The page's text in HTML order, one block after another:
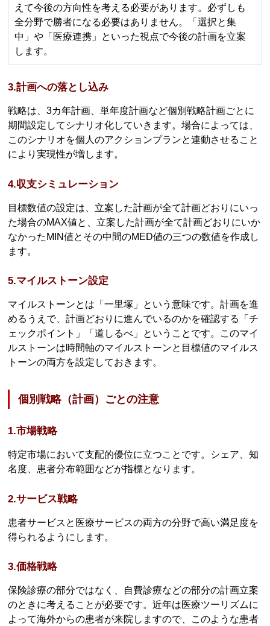
えて今後の方向性を考える必要があります。必ずしも
全分野で勝者になる必要はありません。「選択と集
中」や「医療連携」といった視点で今後の計画を立案
します。
3.計画への落とし込み
戦略は、3カ年計画、単年度計画など個別戦略計画ごとに
期間設定してシナリオ化していきます。場合によっては、
このシナリオを個人のアクションプランと連動させること
により実現性が増します。
4.収支シミュレーション
目標数値の設定は、立案した計画が全て計画どおりにいっ
た場合のMAX値と、立案した計画が全て計画どおりにいか
なかったMIN値とその中間のMED値の三つの数値を作成し
ます。
5.マイルストーン設定
マイルストーンとは「一里塚」という意味です。計画を進
めるうえで、計画どおりに進んでいるのかを確認する「チ
ェックポイント」「道しるべ」ということです。このマイ
ルストーンは時間軸のマイルストーンと目標値のマイルス
トーンの両方を設定しておきます。
個別戦略（計画）ごとの注意
1.市場戦略
特定市場において支配的優位に立つことです。シェア、知
名度、患者分布範囲などが指標となります。
2.サービス戦略
患者サービスと医療サービスの両方の分野で高い満足度を
得られるようにします。
3.価格戦略
保険診療の部分ではなく、自費診療などの部分の計画立案
のときに考えることが必要です。近年は医療ツーリズムに
よって海外からの患者が来院しますので、このような患者